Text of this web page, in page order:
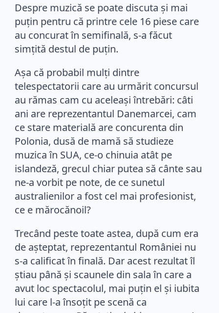
Despre muzică se poate discuta și mai
puțin pentru că printre cele 16 piese care
au concurat în semifinală, s-a făcut
simțită destul de puțin.
Așa că probabil mulți dintre
telespectatorii care au urmărit concursul
au rămas cam cu aceleași întrebări: câti
ani are reprezentantul Danemarcei, cam
ce stare materială are concurenta din
Polonia, dusă de mamă să studieze
muzica în SUA, ce-o chinuia atât pe
islandeză, grecul chiar putea să cânte sau
ne-a vorbit pe note, de ce sunetul
australienilor a fost cel mai profesionist,
ce e mărocănoil?
Trecând peste toate astea, după cum era
de așteptat, reprezentantul României nu
s-a calificat în finală. Dar acest rezultat îl
știau până și scaunele din sala în care a
avut loc spectacolul, mai puțin el și iubita
lui care l-a însoțit pe scenă ca